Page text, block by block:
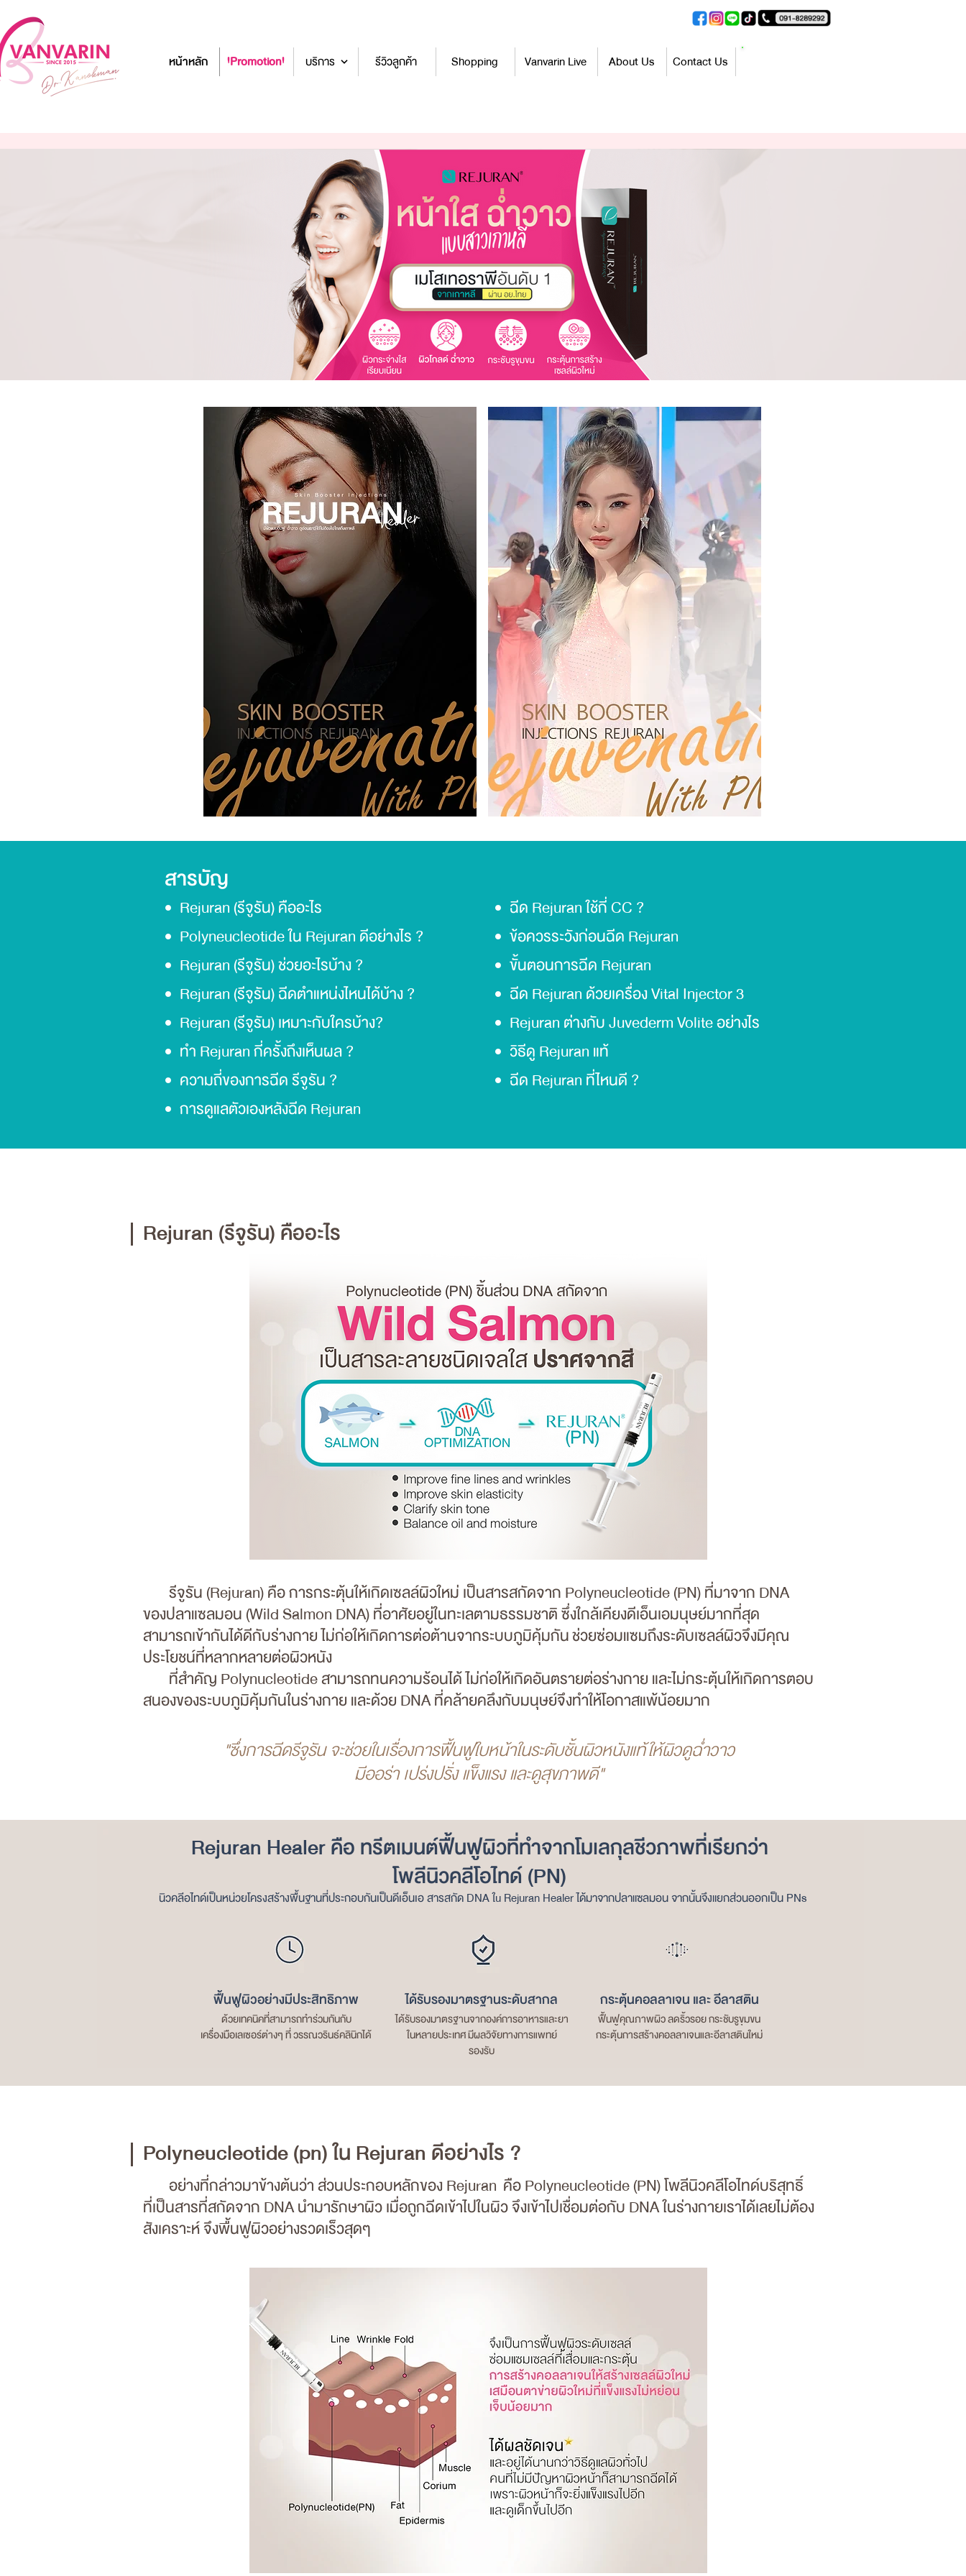
หน้าหลัก !Promotion! บริการ รีวิวลูกค้า Shopping Vanvarin Live About Us Contact Us
สารบัญ
Rejuran (รีจูรัน) คืออะไร
Polyneucleotide ใน Rejuran ดีอย่างไร ?
Rejuran (รีจูรัน) ช่วยอะไรบ้าง ?
Rejuran (รีจูรัน) ฉีดตำแหน่งไหนได้บ้าง ?
Rejuran (รีจูรัน) เหมาะกับใครบ้าง?
ทำ Rejuran กี่ครั้งถึงเห็นผล ?
ความถี่ของการฉีด รีจูรัน ?
ฉีด Rejuran ใช้กี่ CC ?
ข้อควรระวังก่อนฉีด Rejuran
ขั้นตอนการฉีด Rejuran
ฉีด Rejuran ด้วยเครื่อง Vital Injector 3
Rejuran ต่างกับ Juvederm Volite อย่างไร
วิธีดู Rejuran แท้
ฉีด Rejuran ที่ไหนดี ?
การดูแลตัวเองหลังฉีด Rejuran
Rejuran (รีจูรัน) คืออะไร
รีจูรัน (Rejuran) คือ การกระตุ้นให้เกิดเซลล์ผิวใหม่ เป็นสารสกัดจาก Polyneucleotide (PN) ที่มาจาก DNA
ของปลาแซลมอน (Wild Salmon DNA) ที่อาศัยอยู่ในทะเลตามธรรมชาติ ซึ่งใกล้เคียงดีเอ็นเอมนุษย์มากที่สุด
สามารถเข้ากันได้ดีกับร่างกาย ไม่ก่อให้เกิดการต่อต้านจากระบบภูมิคุ้มกันช่วยซ่อมแซมถึงระดับเซลล์ผิวจึงมีคุณ
ประโยชน์ที่หลากหลายต่อผิวหนัง
ที่สำคัญ Polynucleotide สามารถทนความร้อนได้ ไม่ก่อให้เกิดอันตรายต่อร่างกาย และไม่กระตุ้นให้เกิดการตอบ
สนองของระบบภูมิคุ้มกันในร่างกาย และด้วย DNA ที่คล้ายคลึงกับมนุษย์จึงทำให้โอกาสแพ้น้อยมาก
"ซึ่งการฉีดรีจูรัน จะช่วยในเรื่องการฟื้นฟูใบหน้าในระดับชั้นผิวหนังแท้ให้ผิวดูฉ่ำวาว
มีออร่า เปร่งปรั่ง แข็งแรง และดูสุขภาพดี"
นิวคลีอไทด์เป็นหน่วยโครงสร้างพื้นฐานที่ประกอบกันเป็นดีเอ็นเอ สารสกัด DNA ใu Rejuran Healer ได้มาจากปลาแซลมอน จากนั้นจึงแยกส่วนออกเป็น PNs
Rejuran Healer คือ ทรีตเมนต์ฟื้นฟูผิวที่ทำจากโมเลกุลชีวภาพที่เรียกว่า
โพลีนิวคลีโอไทด์ (PN)
ฟื้นฟูผิวอย่างมีประสิทธิภาพ
ด้วยเทคนิคที่สามารถทำร่วมกันกับ
เครื่องมือเลเซอร์ต่างๆ ที่ วรรณวรินธ์คลินิกได้
ได้รับรองมาตรฐานระดับสากล
ได้รับรองมาตรฐานจากองค์การอาหารและยา
ในหลายประเทศ มีผลวิจัยทางการแพทย์
รองรับ
กระตุ้นคอลลาเจน และ อีลาสติน
ฟื้นฟูคุณภาพผิว ลดริ้วรอย กระชับรูขุมขน
กระตุ้นการสร้างคอลลาเจนและอีลาสตินใหม่
Polyneucleotide (pn) ใน Rejuran ดีอย่างไร ?
อย่างที่กล่าวมาข้างต้นว่า ส่วนประกอบหลักของ Rejuran คือ Polyneucleotide (PN) โพลีนิวคลีโอไทด์บริสุทธิ์
ที่เป็นสารที่สกัดจาก DNA นำมารักษาผิว เมื่อถูกฉีดเข้าไปในผิว จึงเข้าไปเชื่อมต่อกับ DNA ในร่างกายเราได้เลยไม่ต้อง
สังเคราะห์ จึงพื้นฟูผิวอย่างรวดเร็วสุดๆ